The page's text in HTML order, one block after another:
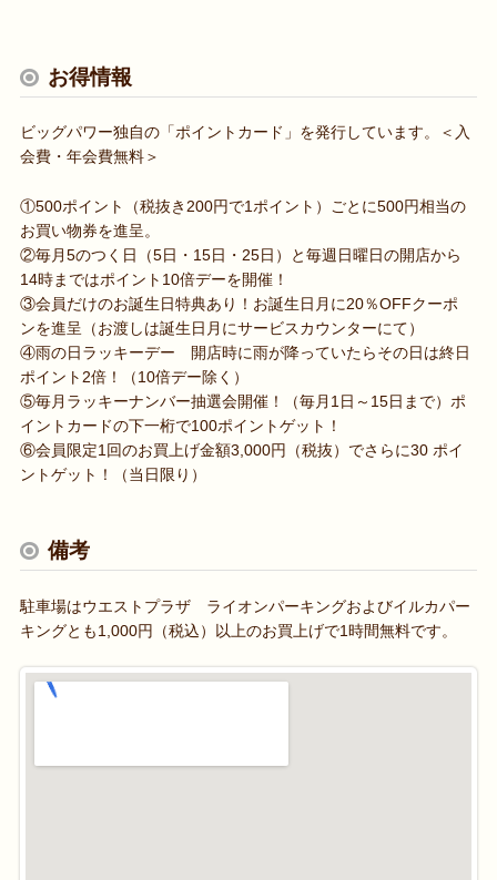
お得情報
ビッグパワー独自の「ポイントカード」を発行しています。＜入
会費・年会費無料＞
①500ポイント（税抜き200円で1ポイント）ごとに500円相当の
お買い物券を進呈。
②毎月5のつく日（5日・15日・25日）と毎週日曜日の開店から
14時まではポイント10倍デーを開催！
③会員だけのお誕生日特典あり！お誕生日月に20％OFFクーポ
ンを進呈（お渡しは誕生日月にサービスカウンターにて）
④雨の日ラッキーデー 開店時に雨が降っていたらその日は終日
ポイント2倍！（10倍デー除く）
⑤毎月ラッキーナンバー抽選会開催！（毎月1日～15日まで）ポ
イントカードの下一桁で100ポイントゲット！
⑥会員限定1回のお買上げ金額3,000円（税抜）でさらに30 ポイ
ントゲット！（当日限り）
備考
駐車場はウエストプラザ ライオンパーキングおよびイルカパー
キングとも1,000円（税込）以上のお買上げで1時間無料です。